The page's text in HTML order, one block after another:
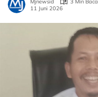
Mjnewsid
3 Min Baca
11 Juni 2026